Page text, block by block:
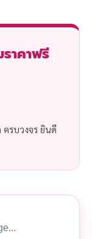
าคาฟรี
ครบวงจร ยินดี